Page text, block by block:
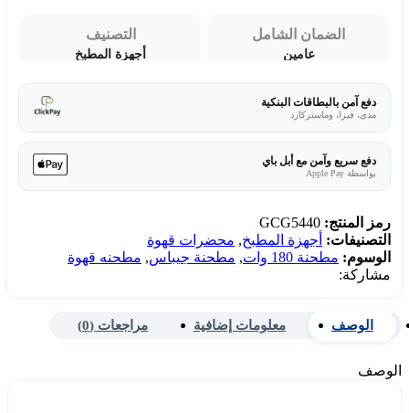
الضمان الشامل
عامين
التصنيف
أجهزة المطبخ
دفع آمن بالبطاقات البنكية
مدى، فيزا، وماستركارد
دفع سريع وآمن مع أبل باي
بواسطة Apple Pay
رمز المنتج: GCG5440
التصنيفات: أجهزة المطبخ, محضرات قهوة
الوسوم: مطحنة 180 وات , مطحنة جيباس, مطحنه قهوة
مشاركة:
الوصف معلومات إضافية مراجعات (0)
الوصف